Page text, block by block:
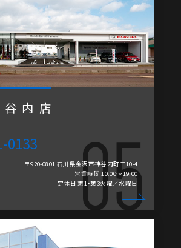
内店
0133
〒920-0801 石川県金沢市神谷内町二10-4
営業時間 10:00～19:00
定休日 第1・第3火曜／水曜日